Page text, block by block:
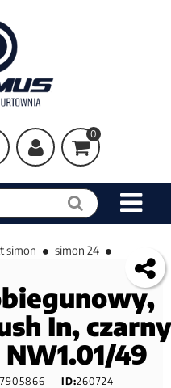
0
simon simon 24
In, czarny
49
ID:260724